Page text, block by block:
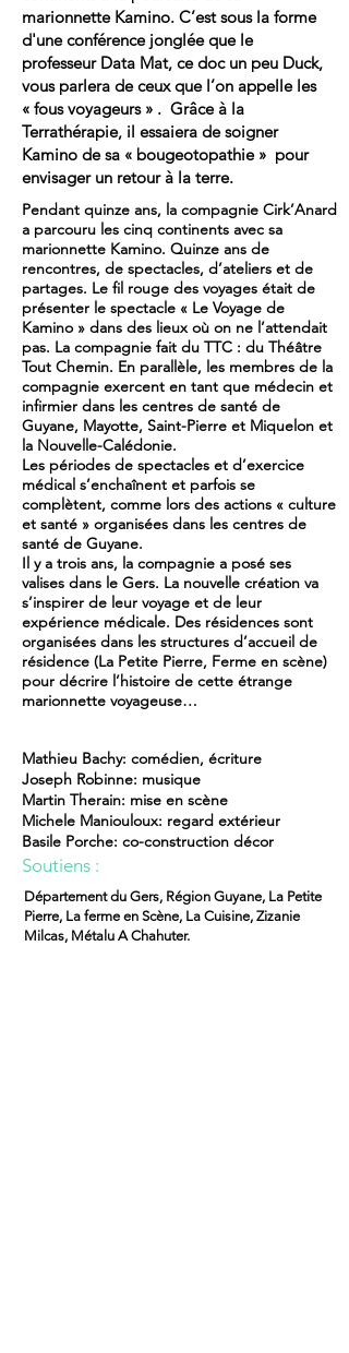
marionnette Kamino. C’est sous la forme
d'une conférence jonglée que le
professeur Data Mat, ce doc un peu Duck,
vous parlera de ceux que l’on appelle les
« fous voyageurs » . Grâce à la
Terrathérapie, il essaiera de soigner
Kamino de sa « bougeotopathie » pour
envisager un retour à la terre.
Pendant quinze ans, la compagnie Cirk’Anard
a parcouru les cinq continents avec sa
marionnette Kamino. Quinze ans de
rencontres, de spectacles, d’ateliers et de
partages. Le fil rouge des voyages était de
présenter le spectacle « Le Voyage de
Kamino » dans des lieux où on ne l’attendait
pas. La compagnie fait du TTC : du Théâtre
Tout Chemin. En parallèle, les membres de la
compagnie exercent en tant que médecin et
infirmier dans les centres de santé de
Guyane, Mayotte, Saint-Pierre et Miquelon et
la Nouvelle-Calédonie.
Les périodes de spectacles et d’exercice
médical s’enchaînent et parfois se
complètent, comme lors des actions « culture
et santé » organisées dans les centres de
santé de Guyane.
Il y a trois ans, la compagnie a posé ses
valises dans le Gers. La nouvelle création va
s’inspirer de leur voyage et de leur
expérience médicale. Des résidences sont
organisées dans les structures d’accueil de
résidence (La Petite Pierre, Ferme en scène)
pour décrire l’histoire de cette étrange
marionnette voyageuse…
Mathieu Bachy: comédien, écriture
Joseph Robinne: musique
Martin Therain: mise en scène
Michele Maniouloux: regard extérieur
Basile Porche: co-construction décor
Soutiens :
Département du Gers, Région Guyane, La Petite
Pierre, La ferme en Scène, La Cuisine, Zizanie
Milcas, Métalu A Chahuter.